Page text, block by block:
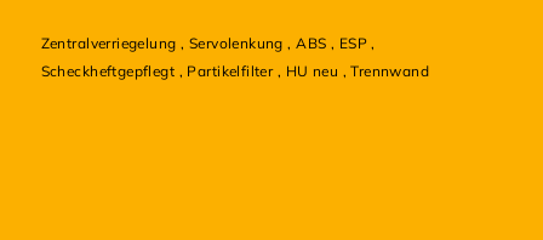
Zentralverriegelung , Servolenkung ,ABS , ESP ,
Scheckheftgepflegt , Partikelfilter , HU neu ,Trennwand